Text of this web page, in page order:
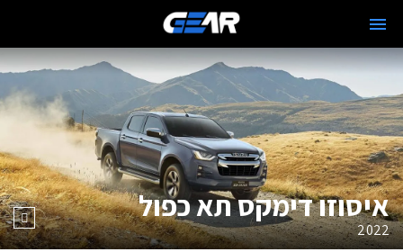
איסוזו דימקס תא כפול
2022